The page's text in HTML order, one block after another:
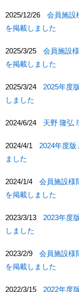
2025/12/26
会員施設
を掲載しました
2025/3/25
会員施設
を掲載しました
2025/3/24
2025年度
しました
2024/6/24 天野 隆弘
2024/4/1
2024年度
ました
2024/1/4
会員施設様
を掲載しました
2023/3/13
2023年度
しました
2023/2/9
会員施設様
を掲載しました
2022/3/15
2022年度